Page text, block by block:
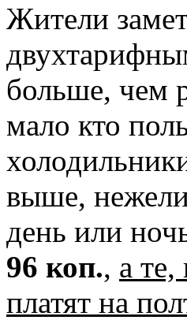
Жители
больше, чем
мало кто
выше, нежели
день или
96 коп., а
платят на